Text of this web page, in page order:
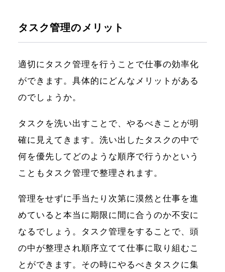
タスク管理のメリット
適切にタスク管理を行うことで仕事の効率化
ができます。具体的にどんなメリットがある
のでしょうか。
タスクを洗い出すことで、やるべきことが明
確に見えてきます。洗い出したタスクの中で
何を優先してどのような順序で行うかという
こともタスク管理で整理されます。
管理をせずに手当たり次第に漠然と仕事を進
めていると本当に期限に間に合うのか不安に
なるでしょう。タスク管理をすることで、頭
の中が整理され順序立てて仕事に取り組むこ
とができます。その時にやるべきタスクに集